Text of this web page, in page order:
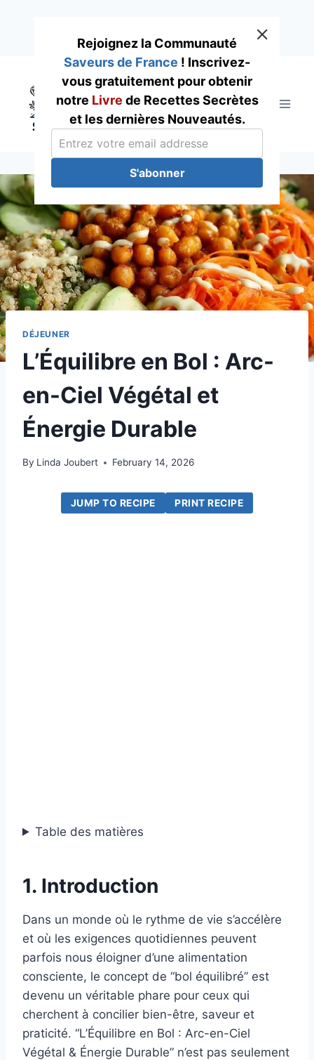
content
DÉJEUNER
L’Équilibre en Bol : Arc-
en-Ciel Végétal et
Énergie Durable
By Linda Joubert February 14, 2026
JUMP TO RECIPE PRINT RECIPE
Table des matières
1. Introduction
Dans un monde où le rythme de vie s’accélère
et où les exigences quotidiennes peuvent
parfois nous éloigner d’une alimentation
consciente, le concept de “bol équilibré” est
devenu un véritable phare pour ceux qui
cherchent à concilier bien-être, saveur et
praticité. “L’Équilibre en Bol : Arc-en-Ciel
Végétal & Énergie Durable” n’est pas seulement
Rejoignez la Communauté
Saveurs de France ! Inscrivez-
vous gratuitement pour obtenir
notre Livre de Recettes Secrètes
et les dernières Nouveautés.
S'abonner